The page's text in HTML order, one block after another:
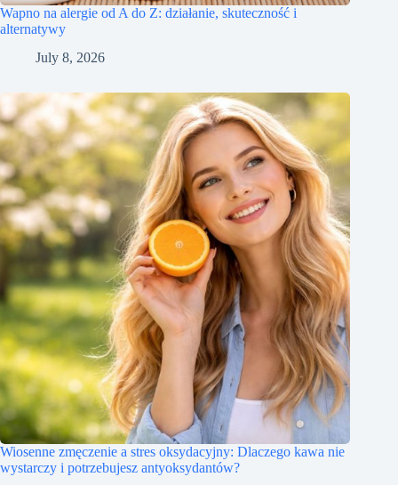
Wapno na alergie od A do Z: działanie, skuteczność i
alternatywy
July 8, 2026
Wiosenne zmęczenie a stres oksydacyjny: Dlaczego kawa nie
wystarczy i potrzebujesz antyoksydantów?